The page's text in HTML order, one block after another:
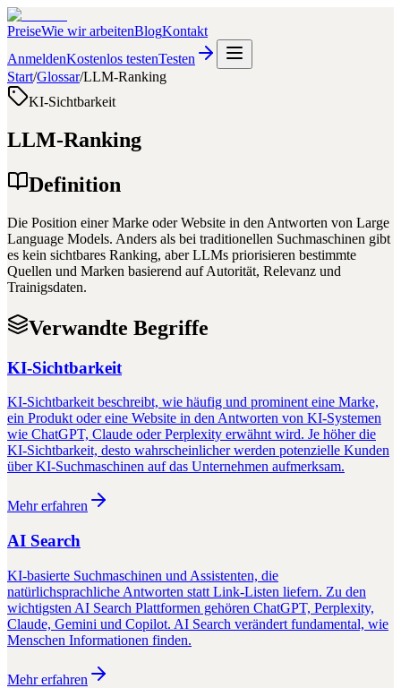
PreiseWie wir arbeitenBlogKontakt
AnmeldenKostenlos testenTesten
Start/Glossar/LLM-Ranking
KI-Sichtbarkeit
LLM-Ranking
Definition
Die Position einer Marke oder Website in den Antworten von Large
Language Models. Anders als bei traditionellen Suchmaschinen gibt
es kein sichtbares Ranking, aber LLMs priorisieren bestimmte
Quellen und Marken basierend auf Autorität, Relevanz und
Trainigsdaten.
Verwandte Begriffe
KI-Sichtbarkeit
KI-Sichtbarkeit beschreibt, wie häufig und prominent eine Marke,
ein Produkt oder eine Website in den Antworten von KI-Systemen
wie ChatGPT, Claude oder Perplexity erwähnt wird. Je höher die
KI-Sichtbarkeit, desto wahrscheinlicher werden potenzielle Kunden
über KI-Suchmaschinen auf das Unternehmen aufmerksam.
Mehr erfahren
AI Search
KI-basierte Suchmaschinen und Assistenten, die
natürlichsprachliche Antworten statt Link-Listen liefern. Zu den
wichtigsten AI Search Plattformen gehören ChatGPT, Perplexity,
Claude, Gemini und Copilot. AI Search verändert fundamental, wie
Menschen Informationen finden.
Mehr erfahren